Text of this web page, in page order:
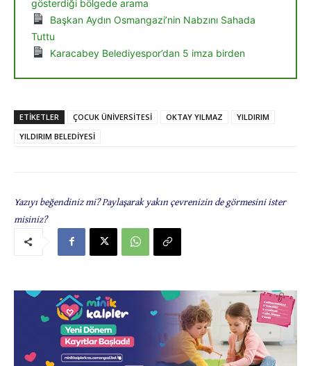
gösterdiği bölgede arama
Başkan Aydın Osmangazi’nin Nabzını Sahada
Tuttu
Karacabey Belediyespor’dan 5 imza birden
ETIKETLER ÇOCUK ÜNİVERSİTESİ OKTAY YILMAZ
YILDIRIM
YILDIRIM BELEDİYESİ
Yazıyı beğendiniz mi? Paylaşarak yakın çevrenizin de görmesini ister
misiniz?